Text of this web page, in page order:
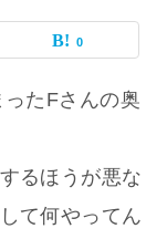
0
たFさんの奥
るほうが悪な
て何やってん